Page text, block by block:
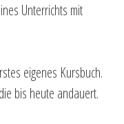
Unterrichts mit
eigenes Kursbuch.
bis heute andauert.